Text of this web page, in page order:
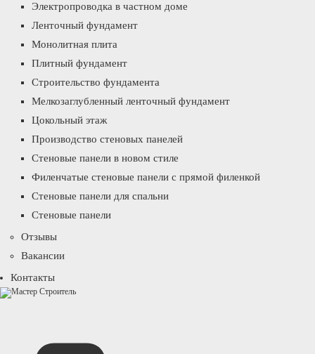
Электропроводка в частном доме
Ленточный фундамент
Монолитная плита
Плитный фундамент
Строительство фундамента
Мелкозаглубленный ленточный фундамент
Цокольный этаж
Производство стеновых панелей
Стеновые панели в новом стиле
Филенчатые стеновые панели с прямой филенкой
Стеновые панели для спальни
Стеновые панели
Отзывы
Вакансии
Контакты